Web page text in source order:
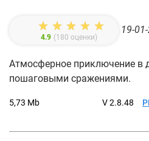
4.9 (180 оценки)
19-
Атмосферное приключение в
пошаговыми сражениями.
5,73 Mb V 2.8.48